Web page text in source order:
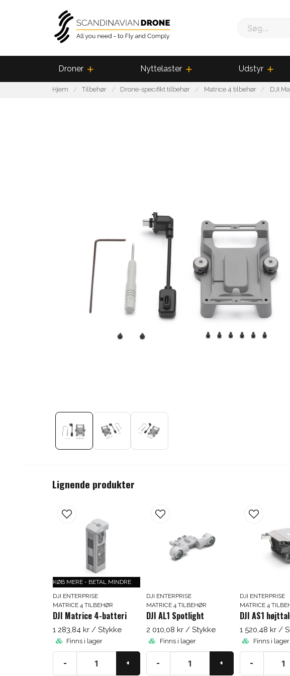
Søg...
Droner Nyttelaster Udstyr
Hjem Tilbehør Drone-specifikt tilbehør Matrice 4 tilbehør DJI
Lignende produkter
KØB MERE - BETAL MINDRE
DJI ENTERPRISE
MATRICE 4 TILBEHØR
DJI Matrice 4-batteri
1 283,84 kr / Stykke
Finns i lager
- +
DJI ENTERPRISE
MATRICE 4 TILBEHØR
DJI AL1 Spotlight
2 010,08 kr / Stykke
Finns i lager
- +
DJI ENTERPRISE
MATRICE 4
DJI AS1
1 520,48 kr /
Finns i lager
-